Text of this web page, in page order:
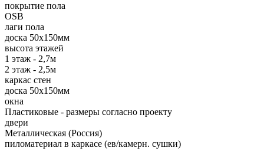
покрытие пола
OSB
лаги пола
доска 50х150мм
высота этажей
1 этаж - 2,7м
2 этаж - 2,5м
каркас стен
доска 50х150мм
окна
Пластиковые - размеры согласно проекту
двери
Металлическая (Россия)
пиломатериал в каркасе (ев/камерн. сушки)